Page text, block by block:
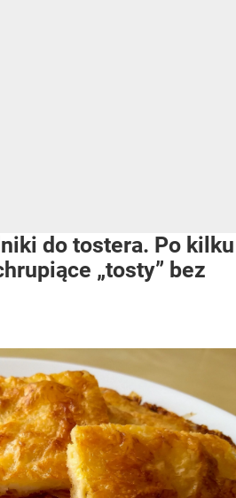
do tostera. Po kilku
„tosty” bez